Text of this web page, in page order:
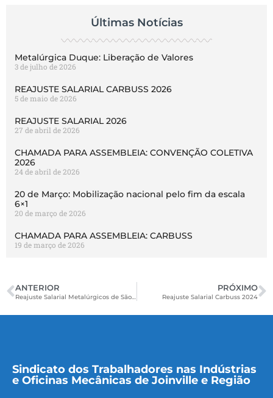
Últimas Notícias
Metalúrgica Duque: Liberação de Valores
3 de julho de 2026
REAJUSTE SALARIAL CARBUSS 2026
5 de maio de 2026
REAJUSTE SALARIAL 2026
27 de abril de 2026
CHAMADA PARA ASSEMBLEIA: CONVENÇÃO COLETIVA
2026
24 de abril de 2026
20 de Março: Mobilização nacional pelo fim da escala
6×1
20 de março de 2026
CHAMADA PARA ASSEMBLEIA: CARBUSS
19 de março de 2026
ANTERIOR
Reajuste Salarial Metalúrgicos de São Bento do Sul 2024
PRÓXIMO
Reajuste Salarial Carbuss 2024
Sindicato dos Trabalhadores nas Indústrias
e Oficinas Mecânicas de Joinville e Região